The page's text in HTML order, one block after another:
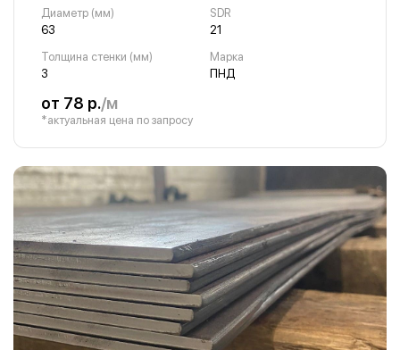
Диаметр (мм)
63
SDR
21
Толщина стенки (мм)
3
Марка
ПНД
от 78 р./м
*актуальная цена по запросу